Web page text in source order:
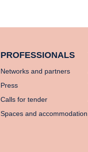
PROFESSIONALS
Networks and partners
Press
Calls for tender
Spaces and accommodation